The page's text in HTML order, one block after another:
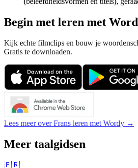
Begin met leren met
Kijk echte filmclips en bouw je
Gratis te downloaden.
Lees meer over Frans leren met Wordy →
Meer taalgidsen
🇫🇷